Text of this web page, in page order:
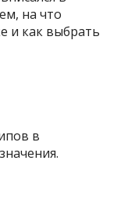
на что
и как выбрать
в